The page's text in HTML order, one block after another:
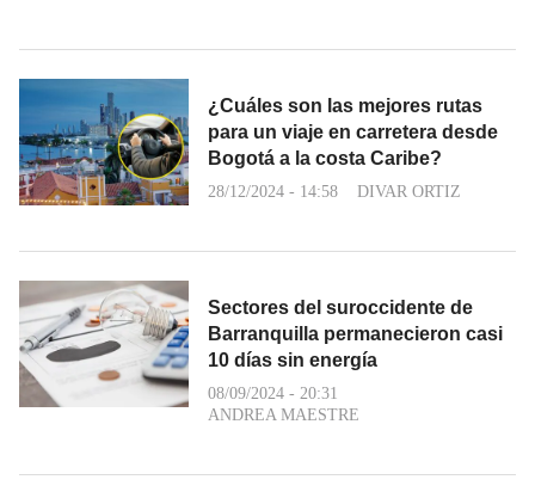
¿Cuáles son las mejores rutas
para un viaje en carretera desde
Bogotá a la costa Caribe?
28/12/2024 - 14:58 DIVAR ORTIZ
Sectores del suroccidente de
Barranquilla permanecieron casi
10 días sin energía
08/09/2024 - 20:31
ANDREA MAESTRE